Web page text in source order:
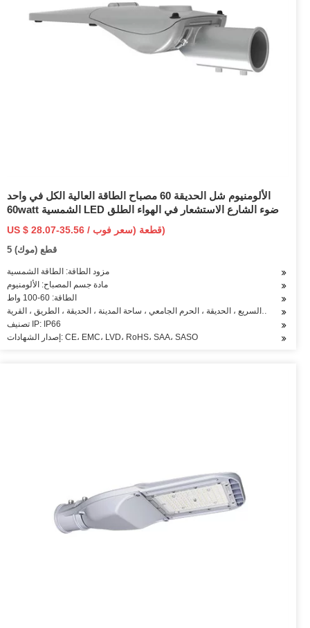
الألومنيوم شل الحديقة 60 مصباح الطاقة العالية الكل في واحد
60watt الشمسية LED ضوء الشارع الاستشعار في الهواء الطلق
US $ 28.07-35.56 / قطعة (سعر فوب)
5 قطع (موك)
مزود الطاقة: الطاقة الشمسية
مادة جسم المصباح: الألومنيوم
الطاقة: 60-100 واط
الطريق السريع ، الحديقة ، الحرم الجامعي ، ساحة المدينة ، الحديقة ، الطريق ، القرية
تصنيف IP: IP66
إصدار الشهادات: CE، EMC، LVD، RoHS، SAA، SASO